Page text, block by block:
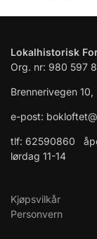
Lokalhistorisk
Org. nr: 980 597
Brennerivegen
e-post:
tlf: 62590860
lørdag 11-14
Kjøpsvilkår
Personvern